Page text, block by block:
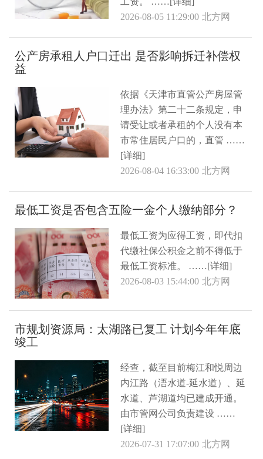
2026-08-05 11:29:00 北方网
公产房承租人户口迁出 是否影响拆迁补偿权
益
依据《天津市直管公产房屋管
理办法》第二十二条规定，申
请受让或者承租的个人没有本
市常住居民户口的，直管 ……
[详细]
2026-08-04 16:33:00 北方网
最低工资是否包含五险一金个人缴纳部分？
最低工资为应得工资，即代扣
代缴社保公积金之前不得低于
最低工资标准。 ……[详细]
2026-08-03 15:44:00 北方网
市规划资源局：太湖路已复工 计划今年年底
竣工
经查，截至目前梅江和悦周边
内江路（浯水道-延水道）、延
水道、芦湖道均已建成开通。
由市管网公司负责建设 ……
[详细]
2026-07-31 17:07:00 北方网